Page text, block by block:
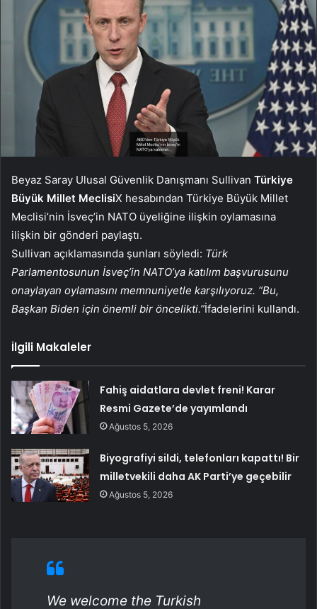
Beyaz Saray Ulusal Güvenlik Danışmanı Sullivan Türkiye
Büyük Millet MeclisiX hesabından Türkiye Büyük Millet
Meclisi’nin İsveç’in NATO üyeliğine ilişkin oylamasına
ilişkin bir gönderi paylaştı.
Sullivan açıklamasında şunları söyledi: Türk
Parlamentosunun İsveç’in NATO’ya katılım başvurusunu
onaylayan oylamasını memnuniyetle karşılıyoruz. “Bu,
Başkan Biden için önemli bir öncelikti.”İfadelerini kullandı.
İlgili Makaleler
Fahiş aidatlara devlet freni! Karar
Resmi Gazete’de yayımlandı
Ağustos 5, 2026
Biyografiyi sildi, telefonları kapattı! Bir
milletvekili daha AK Parti’ye geçebilir
Ağustos 5, 2026
We welcome the Turkish